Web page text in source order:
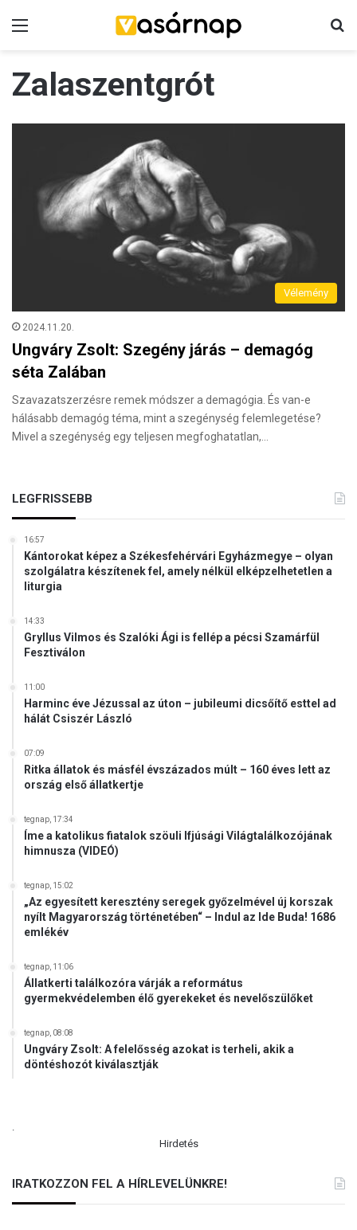
Zalaszentgrót
Vélemény
2024.11.20.
Ungváry Zsolt: Szegény járás – demagóg
séta Zalában
Szavazatszerzésre remek módszer a demagógia. És van-e
hálásabb demagóg téma, mint a szegénység felemlegetése?
Mivel a szegénység egy teljesen megfoghatatlan,…
LEGFRISSEBB
16:57
Kántorokat képez a Székesfehérvári Egyházmegye – olyan
szolgálatra készítenek fel, amely nélkül elképzelhetetlen a
liturgia
14:33
Gryllus Vilmos és Szalóki Ági is fellép a pécsi Szamárfül
Fesztiválon
11:00
Harminc éve Jézussal az úton – jubileumi dicsőítő esttel ad
hálát Csiszér László
07:09
Ritka állatok és másfél évszázados múlt – 160 éves lett az
ország első állatkertje
tegnap, 17:34
Íme a katolikus fiatalok szöuli Ifjúsági Világtalálkozójának
himnusza (VIDEÓ)
tegnap, 15:02
„Az egyesített keresztény seregek győzelmével új korszak
nyílt Magyarország történetében“ – Indul az Ide Buda! 1686
emlékév
tegnap, 11:06
Állatkerti találkozóra várják a református
gyermekvédelemben élő gyerekeket és nevelőszülőket
tegnap, 08:08
Ungváry Zsolt: A felelősség azokat is terheli, akik a
döntéshozót kiválasztják
.
Hirdetés
IRATKOZZON FEL A HÍRLEVELÜNKRE!